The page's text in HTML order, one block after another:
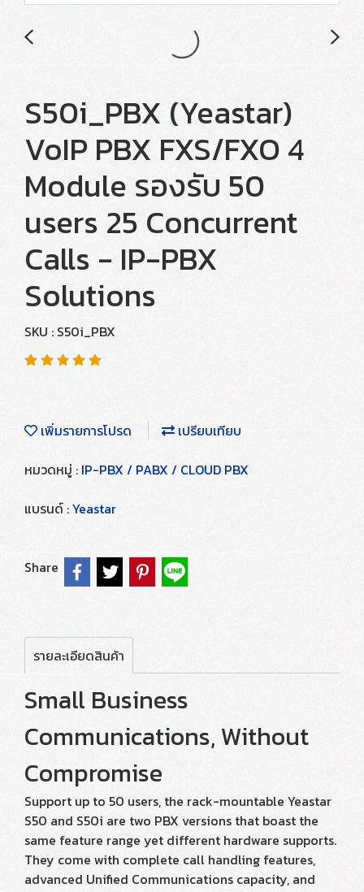
S50i_PBX (Yeastar)
VoIP PBX FXS/FXO 4
Module รองรับ 50
users 25 Concurrent
Calls - IP-PBX
Solutions
SKU : S50i_PBX
เพิ่มรายการโปรด
เปรียบเทียบ
หมวดหมู่ : IP-PBX / PABX / CLOUD PBX
แบรนด์ :Yeastar
Share
รายละเอียดสินค้า
Small Business
Communications, Without
Compromise
Support up to 50 users, the rack-mountable Yeastar
S50 and S50i are two PBX versions that boast the
same feature range yet different hardware supports.
They come with complete call handling features,
advanced Unified Communications capacity, and